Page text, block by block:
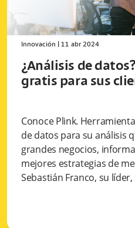
Innovación 11 abr 2024
¿Análisis de
gratis para sus
Conoce Plink.
de datos para su análisis
grandes negocios,
mejores estrategias de
Sebastián Franco, su